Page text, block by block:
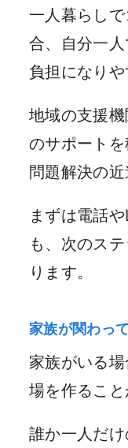
一人暮らし
合、自分一
負担になりや
地域の支援
のサポートを
問題解決の近
まずは電話
も、次のス
ります。
家族が関わっ
家族がいる
場を作ること
誰か一人だけ